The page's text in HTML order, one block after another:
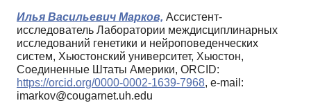
Илья Васильевич Марков, Ассистент-
исследователь Лаборатории междисциплинарных
исследований генетики и нейроповеденческих
систем, Хьюстонский университет, Хьюстон,
Соединенные Штаты Америки, ORCID:
https://orcid.org/0000-0002-1639-7968, e-mail:
imarkov@cougarnet.uh.edu